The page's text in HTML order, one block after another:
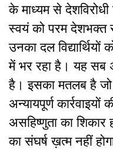
के माध्यम से
स्वयं को परम देशभक्त
उनका दल
में भर रहा है। यह सब
है। इसका मतलब है जो
अन्यायपूर्ण
असहिष्णुता का शिकार
का संघर्ष ख़त्म नहीं